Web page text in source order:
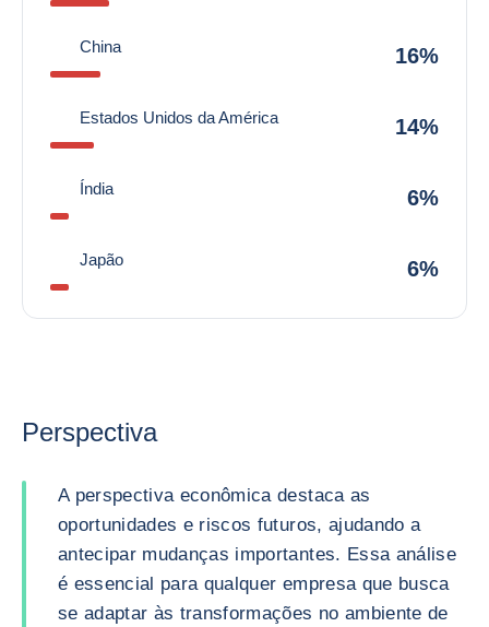
China 16%
Estados Unidos da América 14%
Índia 6%
Japão 6%
Perspectiva
A perspectiva econômica destaca as
oportunidades e riscos futuros, ajudando a
antecipar mudanças importantes. Essa análise
é essencial para qualquer empresa que busca
se adaptar às transformações no ambiente de